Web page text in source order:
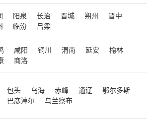
阳泉 长治 晋城 朔州
晋中
临汾 吕梁
咸阳 铜川 渭南 延安
榆林
商洛
包头 乌海 赤峰 通辽
鄂尔多斯
巴彦淖尔 乌兰察布